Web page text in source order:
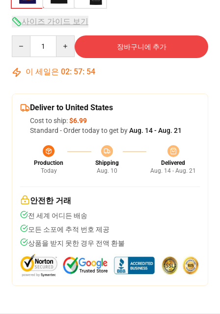
사이즈 가이드 보기
장바구니에 추가
이 세일은 02: 57: 53
Deliver to United States
Cost to ship:$6.99
Standard - Order today to get byAug. 14 - Aug. 21
Production
Today
Shipping
Aug. 10
Delivered
Aug. 14 - Aug. 21
안전한 거래
전 세계 어디든 배송
모든 소포에 추적 번호 제공
상품을 받지 못한 경우 전액 환불